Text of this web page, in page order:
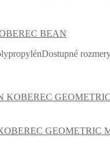
BEAN
GEOMETRIC